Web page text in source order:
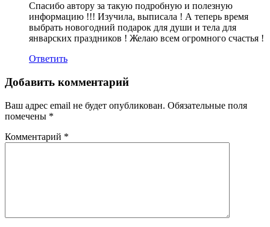
Спасибо автору за такую подробную и полезную
информацию !!! Изучила, выписала ! А теперь время
выбрать новогодний подарок для души и тела для
январских праздников ! Желаю всем огромного счастья !
Ответить
Добавить комментарий
Ваш адрес email не будет опубликован. Обязательные поля
помечены *
Комментарий *